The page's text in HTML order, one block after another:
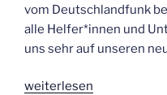
vom Deutsch­land­funk
alle Helfer*innen und
uns sehr auf unse­ren
„Die
wei­ter­le­sen